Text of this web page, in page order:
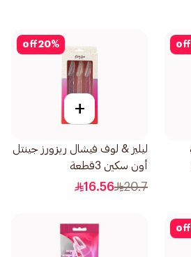
off
20%
off
+
ليليز & لوف فيشال ريزورز جينتل
أون سكين 3قطعة
20.7
16.56
off